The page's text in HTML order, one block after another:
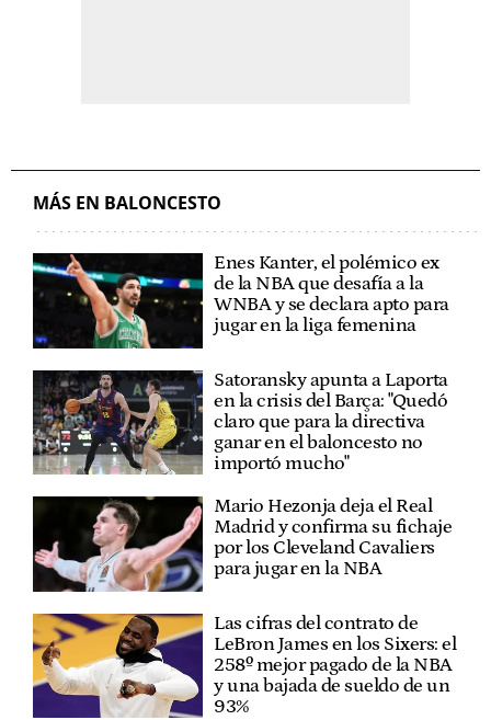
MÁS EN BALONCESTO
Enes Kanter, el polémico ex
de la NBA que desafía a la
WNBA y se declara apto para
jugar en la liga femenina
Satoransky apunta a Laporta
en la crisis del Barça: "Quedó
claro que para la directiva
ganar en el baloncesto no
importó mucho"
Mario Hezonja deja el Real
Madrid y confirma su fichaje
por los Cleveland Cavaliers
para jugar en la NBA
Las cifras del contrato de
LeBron James en los Sixers: el
258º mejor pagado de la NBA
y una bajada de sueldo de un
93%